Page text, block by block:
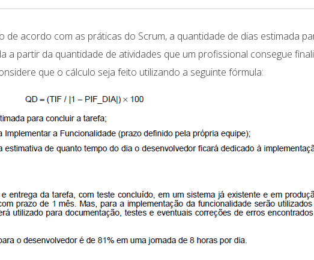
acordo com as práticas do Scrum, a quantidade de dias estimada
a partir da quantidade de atividades que um profissional consegue
que o cálculo seja feito utilizando a seguinte fórmula: